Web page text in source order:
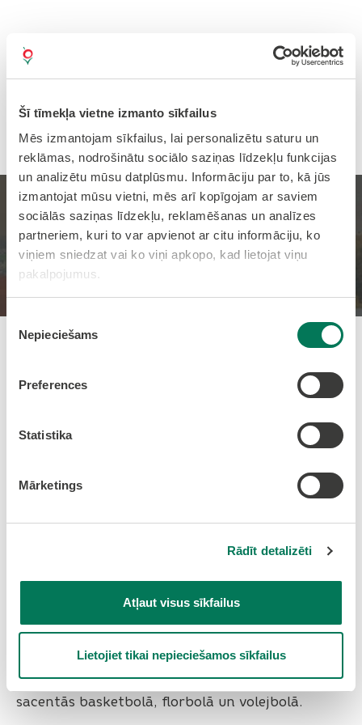
Šī tīmekļa vietne izmanto sīkfailus
Mēs izmantojam sīkfailus, lai personalizētu saturu un
reklāmas, nodrošinātu sociālo saziņas līdzekļu funkcijas
un analizētu mūsu datplūsmu. Informāciju par to, kā jūs
izmantojat mūsu vietni, mēs arī kopīgojam ar saviem
sociālās saziņas līdzekļu, reklamēšanas un analīzes
partneriem, kuri to var apvienot ar citu informāciju, ko
viņiem sniedzat vai ko viņi apkopo, kad lietojat viņu
pakalpojumus.
Piekrišanas
izvēle
Nepieciešams
Preferences
Statistika
Mārketings
Rādīt detalizēti
Atļaut visus sīkfailus
Lietojiet tikai nepieciešamos sīkfailus
Aizvadīts Jauniešu sporta
festivāls
Sākums Jaunumi
Aizvadīts Jauniešu sporta
20. jūnijā Jaunolaines stadionā norisinājās
jauniešu sporta festivāls, kurā dalībnieki
sacentās basketbolā, florbolā un volejbolā.